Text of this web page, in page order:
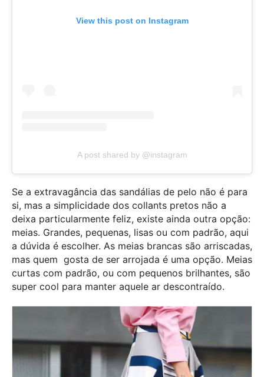
View this post on Instagram
A post shared by @instagram
Se a extravagância das sandálias de pelo não é para
si, mas a simplicidade dos collants pretos não a
deixa particularmente feliz, existe ainda outra opção:
meias. Grandes, pequenas, lisas ou com padrão, aqui
a dúvida é escolher. As meias brancas são arriscadas,
mas quem gosta de ser arrojada é uma opção. Meias
curtas com padrão, ou com pequenos brilhantes, são
super cool para manter aquele ar descontraído.